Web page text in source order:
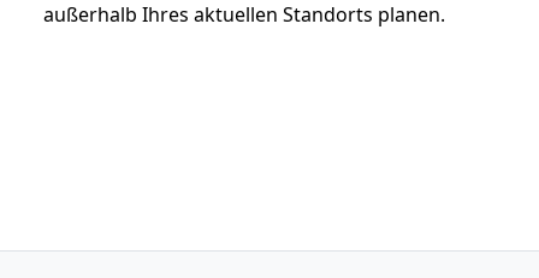
außerhalb Ihres aktuellen Standorts planen.